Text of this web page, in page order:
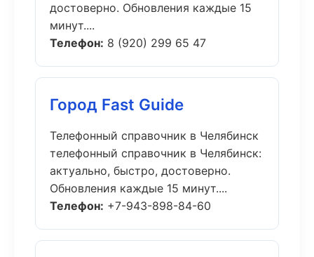
достоверно. Обновления каждые 15
минут....
Телефон: 8 (920) 299 65 47
Город Fast Guide
Телефонный справочник в Челябинск
телефонный справочник в Челябинск:
актуально, быстро, достоверно.
Обновления каждые 15 минут....
Телефон: +7-943-898-84-60